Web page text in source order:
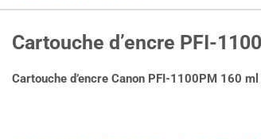
Cartouche d’encre PFI-
Cartouche d’encre Canon PFI-1100PM 160